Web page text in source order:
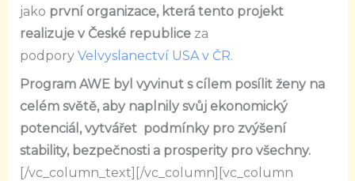
jako první organizace, která tento projekt
realizuje v České republiceza
podpory Velvyslanectví USA v ČR.
Program AWE byl vyvinut s cílem posílit ženy na
celém světě, aby naplnily svůj ekonomický
potenciál, vytvářet podmínky pro zvýšení
stability, bezpečnosti a prosperity pro všechny.
[/vc_column_text][/vc_column][vc_column